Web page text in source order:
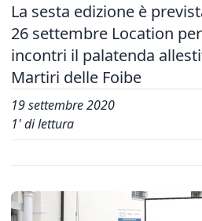
La sesta edizione è
26 settembre Location
incontri il palatenda
Martiri delle Foibe
19 settembre 2020
1' di lettura